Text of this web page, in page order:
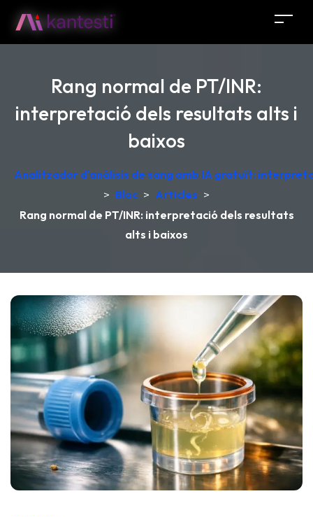
Rang normal de PT/INR:
interpretació dels resultats alts i
baixos
Analitzador d'anàlisis de sang amb IA gratuït:
> Bloc > Articles >
Rang normal de PT/INR: interpretació dels resultats
alts i baixos